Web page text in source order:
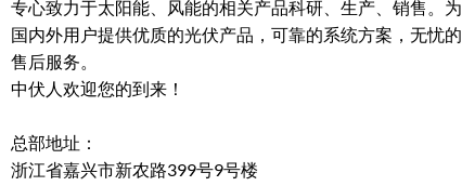
专心致力于太阳能、风能的相关产品科研、生产、销售。为
国内外用户提供优质的光伏产品，可靠的系统方案，无忧的
售后服务。
中伏人欢迎您的到来！
总部地址：
浙江省嘉兴市新农路399号9号楼